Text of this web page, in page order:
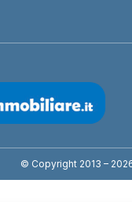
© Copyright 2013 –